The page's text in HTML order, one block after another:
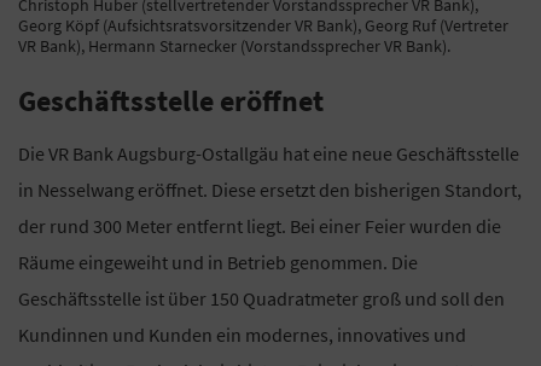
Christoph Huber (stellvertretender Vorstandssprecher VR Bank),
Georg Köpf (Aufsichtsratsvorsitzender VR Bank), Georg Ruf (Vertreter
VR Bank), Hermann Starnecker (Vorstandssprecher VR Bank).
Geschäftsstelle eröffnet
Die VR Bank Augsburg-Ostallgäu hat eine neue Geschäftsstelle
in Nesselwang eröffnet. Diese ersetzt den bisherigen Standort,
der rund 300 Meter entfernt liegt. Bei einer Feier wurden die
Räume eingeweiht und in Betrieb genommen. Die
Geschäftsstelle ist über 150 Quadratmeter groß und soll den
Kundinnen und Kunden ein modernes, innovatives und